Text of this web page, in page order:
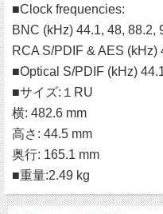
■Clock frequencies:
BNC (kHz) 44.1, 48, 88.2,
RCA S/PDIF & AES (kHz)
■Optical S/PDIF (kHz)
■サイズ:１RU
横: 482.6 mm
高さ: 44.5 mm
奥行: 165.1 mm
■重量:2.49 kg